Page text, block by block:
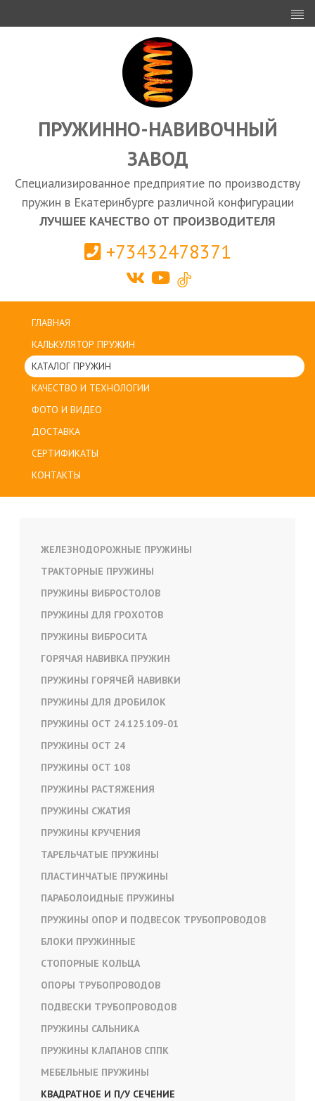
ИНВЕСТОРАМ
ПРОЕКТИРОВАНИЕ
ЭКСПОРТ
ЗАКУПКИ
КАЛЬКУЛЯТОР ПРУЖИН
Екатеринбург
ПРУЖИННО-НАВИВОЧНЫЙ
ЗАВОД
Специализированное предприятие по производству
пружин в Екатеринбурге различной конфигурации
ЛУЧШЕЕ КАЧЕСТВО ОТ ПРОИЗВОДИТЕЛЯ
+73432478371
ГЛАВНАЯ
КАЛЬКУЛЯТОР ПРУЖИН
КАТАЛОГ ПРУЖИН
КАЧЕСТВО И ТЕХНОЛОГИИ
ФОТО И ВИДЕО
ДОСТАВКА
СЕРТИФИКАТЫ
КОНТАКТЫ
ЖЕЛЕЗНОДОРОЖНЫЕ ПРУЖИНЫ
ТРАКТОРНЫЕ ПРУЖИНЫ
ПРУЖИНЫ ВИБРОСТОЛОВ
ПРУЖИНЫ ДЛЯ ГРОХОТОВ
ПРУЖИНЫ ВИБРОСИТА
ГОРЯЧАЯ НАВИВКА ПРУЖИН
ПРУЖИНЫ ГОРЯЧЕЙ НАВИВКИ
ПРУЖИНЫ ДЛЯ ДРОБИЛОК
ПРУЖИНЫ ОСТ 24.125.109-01
ПРУЖИНЫ ОСТ 24
ПРУЖИНЫ ОСТ 108
ПРУЖИНЫ РАСТЯЖЕНИЯ
ПРУЖИНЫ СЖАТИЯ
ПРУЖИНЫ КРУЧЕНИЯ
ТАРЕЛЬЧАТЫЕ ПРУЖИНЫ
ПЛАСТИНЧАТЫЕ ПРУЖИНЫ
ПАРАБОЛОИДНЫЕ ПРУЖИНЫ
ПРУЖИНЫ ОПОР И ПОДВЕСОК ТРУБОПРОВОДОВ
БЛОКИ ПРУЖИННЫЕ
СТОПОРНЫЕ КОЛЬЦА
ОПОРЫ ТРУБОПРОВОДОВ
ПОДВЕСКИ ТРУБОПРОВОДОВ
ПРУЖИНЫ САЛЬНИКА
ПРУЖИНЫ КЛАПАНОВ СППК
МЕБЕЛЬНЫЕ ПРУЖИНЫ
КВАДРАТНОЕ И П/У СЕЧЕНИЕ